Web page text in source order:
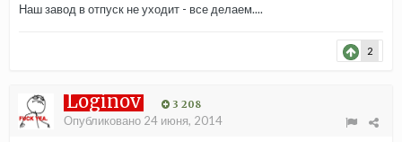
Наш завод в отпуск не уходит - все делаем....
2
Loginov 3 208
Опубликовано 24 июня, 2014